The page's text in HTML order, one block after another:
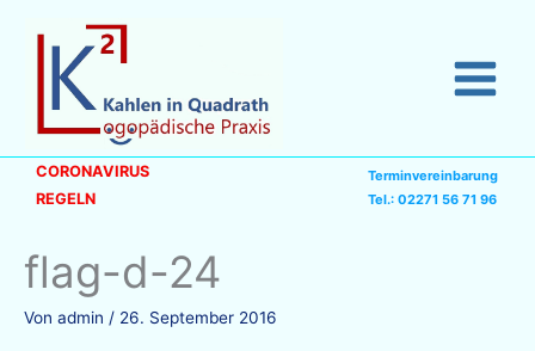
springen
CORONAVIRUS
REGELN
Terminvereinbarung
Tel.: 02271 56 71 96
flag-d-24
Von admin / 26. September 2016